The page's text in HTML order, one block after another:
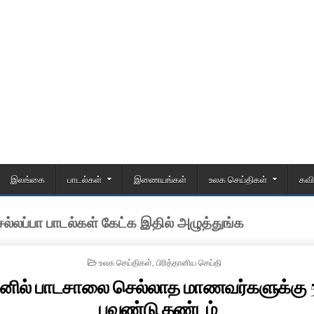
இலங்கை பாடல்கள் இணையங்கள் உலக செய்திகள்
பாடல்கள் கேட்க இதில் அழுத்துங்க
POSTED IN
உலக செய்திகள் பிரித்தானிய செய்தி
பாடசாலை செல்லாத மாணவர்களுக்கு
பவுண்டு தண்டம்